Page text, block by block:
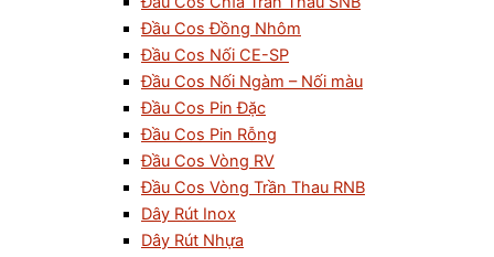
Đầu Cos Đồng Nhôm
Đầu Cos Nối CE-SP
Đầu Cos Nối Ngàm – Nối màu
Đầu Cos Pin Đặc
Đầu Cos Pin Rỗng
Đầu Cos Vòng RV
Đầu Cos Vòng Trần Thau RNB
Dây Rút Inox
Dây Rút Nhựa